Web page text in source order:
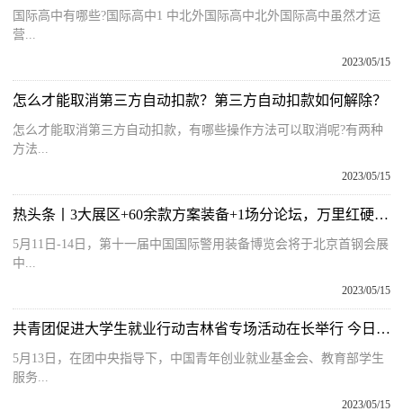
国际高中有哪些?国际高中1 中北外国际高中北外国际高中虽然才运
营...
2023/05/15
怎么才能取消第三方自动扣款？第三方自动扣款如何解除？
怎么才能取消第三方自动扣款，有哪些操作方法可以取消呢?有两种
方法...
2023/05/15
热头条丨3大展区+60余款方案装备+1场分论坛，万里红硬核产品集结即将亮相警博会
5月11日-14日，第十一届中国国际警用装备博览会将于北京首钢会展
中...
2023/05/15
共青团促进大学生就业行动吉林省专场活动在长举行 今日热议
5月13日，在团中央指导下，中国青年创业就业基金会、教育部学生
服务...
2023/05/15